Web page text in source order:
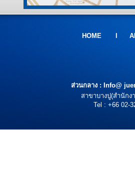
HOMEl
ส่วนกลาง : Info@
สาขาบางปู(สำนัก
Tel : +66 02-